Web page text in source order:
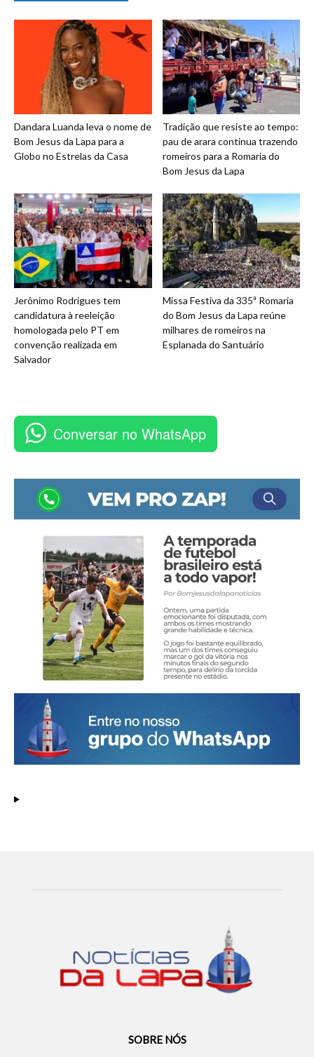
Dandara Luanda leva o nome de
Bom Jesus da Lapa para a
Globo no Estrelas da Casa
Tradição que resiste ao tempo:
pau de arara continua trazendo
romeiros para a Romaria do
Bom Jesus da Lapa
Jerônimo Rodrigues tem
candidatura à reeleição
homologada pelo PT em
convenção realizada em
Salvador
Missa Festiva da 335ª Romaria
do Bom Jesus da Lapa reúne
milhares de romeiros na
Esplanada do Santuário
Conversar no WhatsApp
SOBRE NÓS